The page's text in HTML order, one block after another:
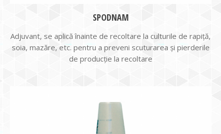
SPODNAM
Adjuvant, se aplică înainte de recoltare la culturile de rapiţă,
soia, mazăre, etc. pentru a preveni scuturarea și pierderile
de producţie la recoltare